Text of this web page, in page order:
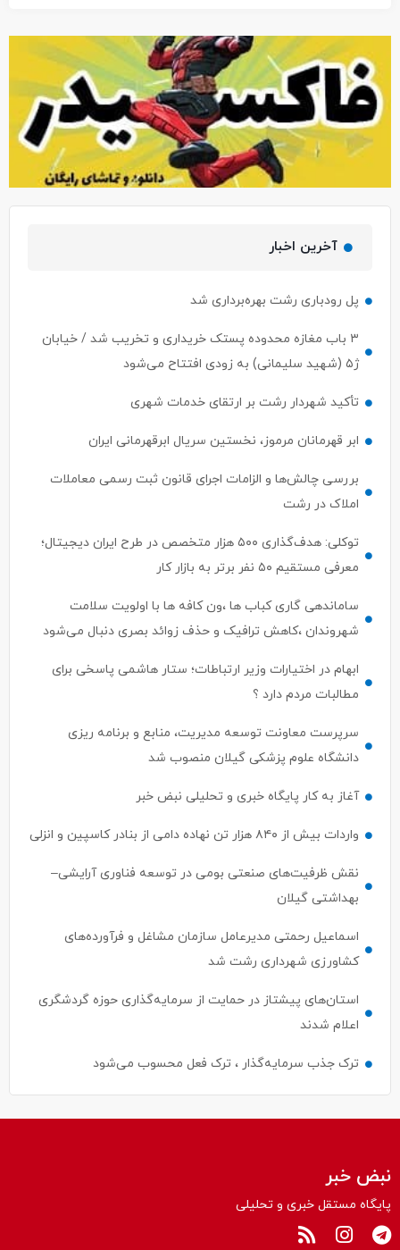
آخرین اخبار
پل رودباری رشت بهره‌برداری شد
۳ باب مغازه محدوده پستک خریداری و تخریب شد / خیابان
ژ۵ (شهید سلیمانی) به زودی افتتاح می‌شود
تأکید شهردار رشت بر ارتقای خدمات شهری
ابر قهرمانان مرموز، نخستین سریال ابرقهرمانی ایران
بررسی چالش‌ها و الزامات اجرای قانون ثبت رسمی معاملات
املاک در رشت
توکلی: هدف‌گذاری ۵۰۰ هزار متخصص در طرح ایران دیجیتال؛
معرفی مستقیم ۵۰ نفر برتر به بازار کار
ساماندهی گاری کباب ها ،ون کافه ها با اولویت سلامت
شهروندان ،کاهش ترافیک و حذف زوائد بصری دنبال می‌شود
ابهام در اختیارات وزیر ارتباطات؛ ستار هاشمی پاسخی برای
مطالبات مردم دارد ؟
سرپرست معاونت توسعه مدیریت، منابع و برنامه ریزی
دانشگاه علوم پزشکی گیلان منصوب شد
آغاز به کار پایگاه خبری و تحلیلی نبض خبر
واردات بیش از ۸۴۰ هزار تن نهاده دامی از بنادر كاسپین و انزلی
نقش ظرفیت‌های صنعتی بومی در توسعه فناوری آرایشی–
بهداشتی گیلان
اسماعیل رحمتی مدیرعامل سازمان مشاغل و فرآورده‌های
کشاورزی شهرداری رشت شد
استان‌های پیشتاز در حمایت از سرمایه‌گذاری حوزه گردشگری
اعلام شدند
ترک جذب سرمایه‌گذار ، ترک فعل محسوب می‌شود
نبض خبر
پایگاه مستقل خبری و تحلیلی